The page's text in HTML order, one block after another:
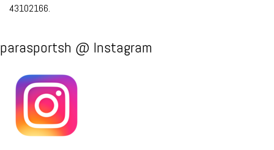
43102166.
parasportsh @ Instagram